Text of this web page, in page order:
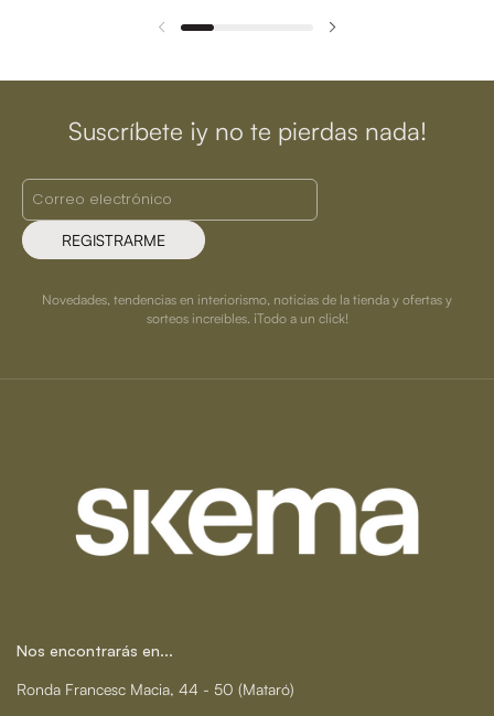
Suscríbete ¡y no te pierdas nada!
REGISTRARME
Novedades, tendencias en interiorismo, noticias de la tienda y ofertas y
sorteos increíbles. ¡Todo a un click!
Nos encontrarás en...
Ronda Francesc Macia, 44 - 50 (Mataró)